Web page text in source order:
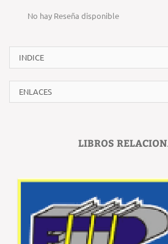
No hay Reseña disponible
INDICE
ENLACES
LIBROS